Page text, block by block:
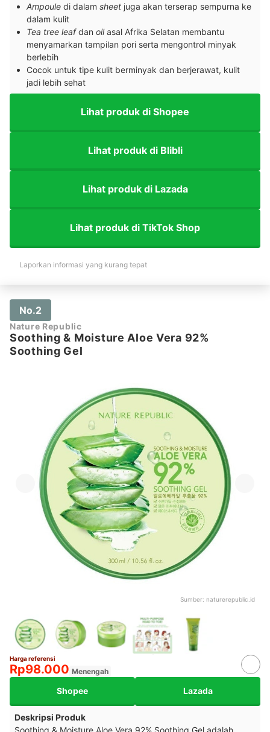
Ampoule di dalam sheet juga akan terserap sempurna ke
dalam kulit
Tea tree leafdan oilasal Afrika Selatan membantu
menyamarkan tampilan pori serta mengontrol minyak
berlebih
Cocok untuk tipe kulit berminyak dan berjerawat, kulit
jadi lebih sehat
Lihat produk di Shopee
Lihat produk di Blibli
Lihat produk di Lazada
Lihat produk di TikTok Shop
Laporkan informasi yang kurang tepat
No.2
Nature Republic
Soothing & Moisture Aloe Vera 92%
Soothing Gel
Sumber: naturerepublic.id
Harga referensi
Rp98.000 Menengah
Shopee Lazada
Deskripsi Produk
Soothing & Moisture Aloe Vera 92% Soothing Gel adalah